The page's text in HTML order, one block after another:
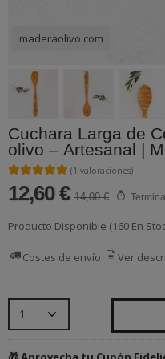
maderaolivo.com
Cuchara Larga de
olivo – Artesanal |
★★★★★
★★★★★ (1 valoraciones)
12,60 € 14,00 €
Producto Disponible (160 En
Costes de envío Ver